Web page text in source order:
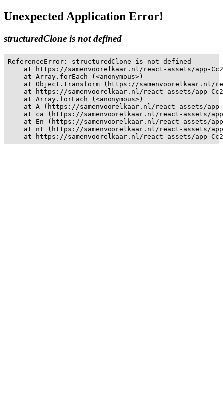
Unexpected Application Error!
structuredClone is not defined
ReferenceError: structuredClone is not defined
at https://samenvoorelkaar.nl/react-assets/app-
    at Array.forEach (<anonymous>)
at Object.transform (https://samenvoorelkaar.nl/
at https://samenvoorelkaar.nl/react-assets/app-
    at Array.forEach (<anonymous>)
at A (https://samenvoorelkaar.nl/react-assets/
at ca (https://samenvoorelkaar.nl/react-assets/
at En (https://samenvoorelkaar.nl/react-assets/
at nt (https://samenvoorelkaar.nl/react-assets/
at https://samenvoorelkaar.nl/react-assets/app-